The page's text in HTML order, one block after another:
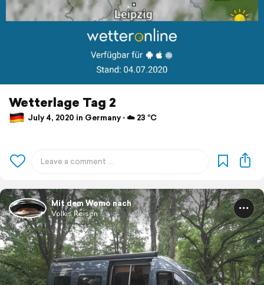
Wetterlage Tag 2
July 4, 2020 in Germany ⋅ ☁️ 23 °C
Mit dem Womo nach
Volkis Reisen